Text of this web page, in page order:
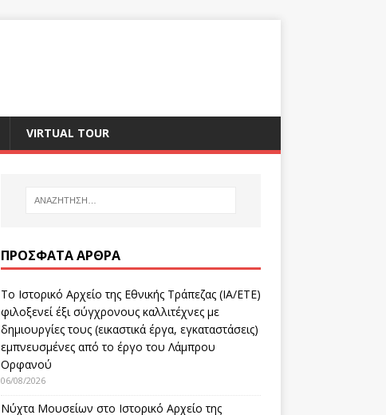
VIRTUAL TOUR
ΠΡΌΣΦΑΤΑ ΆΡΘΡΑ
Το Ιστορικό Αρχείο της Εθνικής Τράπεζας (ΙΑ/ΕΤΕ)
φιλοξενεί έξι σύγχρονους καλλιτέχνες με
δημιουργίες τους (εικαστικά έργα, εγκαταστάσεις)
εμπνευσμένες από το έργο του Λάμπρου
Ορφανού
06/08/2026
Νύχτα Μουσείων στο Ιστορικό Αρχείο της